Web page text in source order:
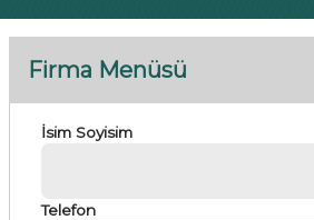
Firma Menüsü
İsim Soyisim
Telefon